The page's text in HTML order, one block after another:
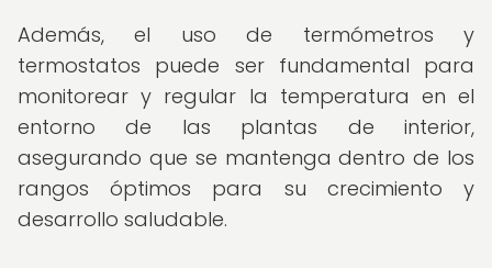
Además, el uso de termómetros y
termostatos puede ser fundamental para
monitorear y regular la temperatura en el
entorno de las plantas de interior,
asegurando que se mantenga dentro de los
rangos óptimos para su crecimiento y
desarrollo saludable.